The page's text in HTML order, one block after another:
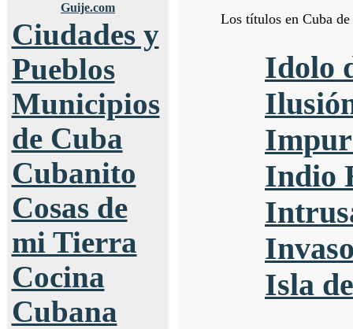
Guije.com
Ciudades y
Pueblos
Municipios
de Cuba
Cubanito
Cosas de
mi Tierra
Cocina
Cubana
Los títulos en Cuba
Idolo
Indio
Isla